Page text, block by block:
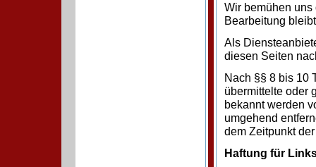
Wir bemühen
Bearbeitung
Als
diesen Seiten
Nach §§ 8 bis 10
übermittelte oder
bekannt werden
umgehend
dem Zeitpunkt
Haftung für